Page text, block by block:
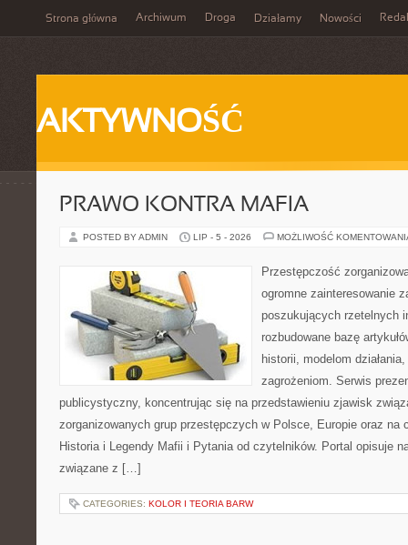
Strona główna Archiwum Droga Działamy Nowości
AKTYWNOŚĆ
PRAWO KONTRA MAFIA
POSTED BY ADMIN LIP - 5 - 2026 MOŻLIWOŚĆ
Przestępczość
ogromne zainteresowanie
poszukujących rzetelnych
rozbudowane bazę
historii, modelom
zagrożeniom. Serwis
publicystyczny, koncentrując się na przedstawieniu zjawisk
zorganizowanych grup przestępczych w Polsce, Europie oraz na
Historia i Legendy Mafii i Pytania od czytelników. Portal opisuje
związane z […]
CATEGORIES: KOLOR I TEORIA BARW